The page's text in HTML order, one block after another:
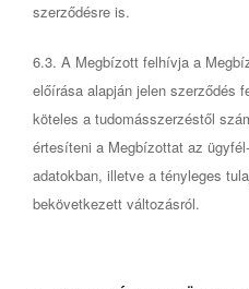
szerződésre is.
6.3. A Megbízott felhívja a
előírása alapján jelen szerződés
köteles a tudomásszerzéstől
értesíteni a Megbízottat az
adatokban, illetve a tényleges
bekövetkezett változásról.